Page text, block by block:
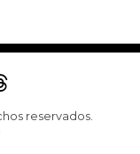
reservados.